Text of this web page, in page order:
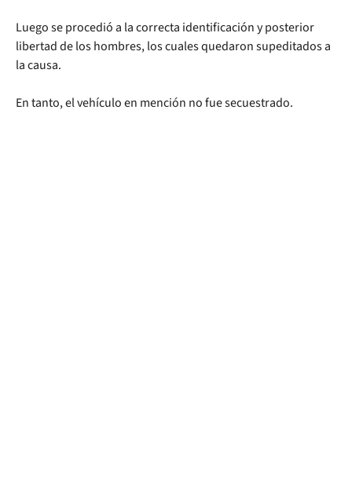
Luego se procedió a la correcta identificación y posterior
libertad de los hombres, los cuales quedaron supeditados a
la causa.
En tanto, el vehículo en mención no fue secuestrado.